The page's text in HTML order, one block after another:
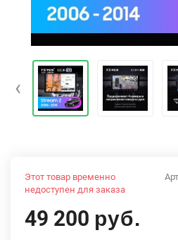
‹
Этот товар временно
недоступен для заказа
49 200 руб.